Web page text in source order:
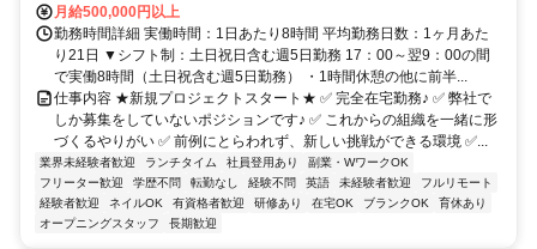
月給500,000円以上
勤務時間詳細 実働時間：1日あたり8時間 平均勤務日数：1ヶ月あた
り21日 ▼シフト制：土日祝日含む週5日勤務 17：00～翌9：00の間
で実働8時間（土日祝含む週5日勤務） ・1時間休憩の他に前半...
仕事内容 ★新規プロジェクトスタート★ ✅ 完全在宅勤務♪ ✅ 弊社で
しか募集をしていないポジションです♪ ✅ これからの組織を一緒に形
づくるやりがい ✅ 前例にとらわれず、新しい挑戦ができる環境 ✅...
業界未経験者歓迎 ランチタイム 社員登用あり
副業・WワークOK
フリーター歓迎
学歴不問 転勤なし 経験不問 英語 未経験者歓迎
フルリモート
経験者歓迎
ネイルOK 有資格者歓迎 研修あり 在宅OK ブランクOK
育休あり
オープニングスタッフ
長期歓迎